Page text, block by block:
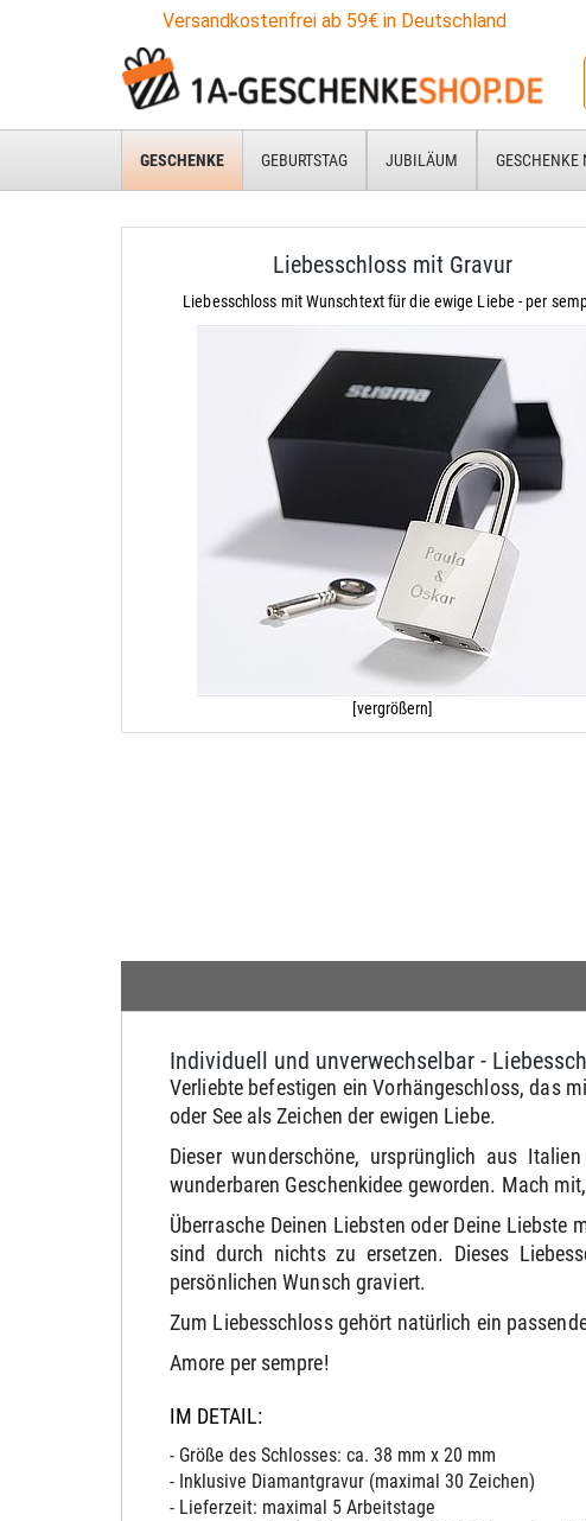
Versandkostenfrei ab 59€ in Deutschland
GESCHENKE GEBURTSTAG JUBILÄUM GESCHENKE
Liebesschloss mit Gravur
Liebesschloss mit Wunschtext für die ewige Liebe - per
[vergrößern]
Individuell und unverwechselbar -
Verliebte befestigen ein Vorhängeschloss, das
oder See als Zeichen der ewigen Liebe.
Dieser wunderschöne, ursprünglich aus
wunderbaren Geschenkidee geworden. Mach
Überrasche Deinen Liebsten oder Deine
sind durch nichts zu ersetzen. Dieses
persönlichen Wunsch graviert.
Zum Liebesschloss gehört natürlich ein
Amore per sempre!
IM DETAIL:
- Größe des Schlosses: ca. 38 mm x 20 mm
- Inklusive Diamantgravur (maximal 30 Zeichen)
- Lieferzeit: maximal 5 Arbeitstage